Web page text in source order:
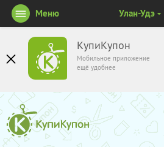
КупиКупон
Мобильное приложение
ещё удобнее
Меню Улан-Удэ